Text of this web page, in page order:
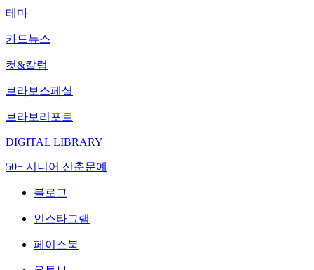
테마
카드뉴스
컷&칼럼
브라보스페셜
브라보리포트
DIGITAL LIBRARY
50+ 시니어 신춘문예
블로그
인스타그램
페이스북